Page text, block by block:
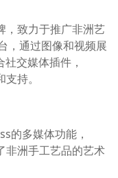
致力于推广非洲艺
，通过图像和视频展
交媒体插件，
持。
多媒体功能，
洲手工艺品的艺术